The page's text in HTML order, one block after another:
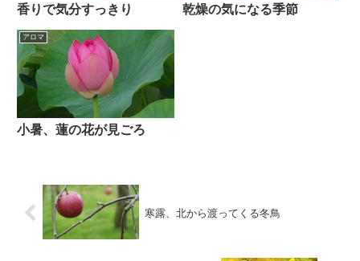
香りで気分すっきり 乾燥の気になる季節
アロマ
小暑、蓮の花が見ごろ
寒露、北から渡ってくる冬鳥